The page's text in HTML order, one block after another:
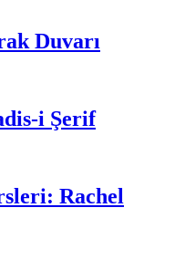
Duvarı
i Şerif
Rachel